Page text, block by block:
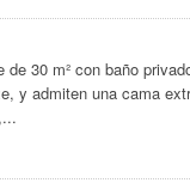
30 m² con baño
y admiten una cama